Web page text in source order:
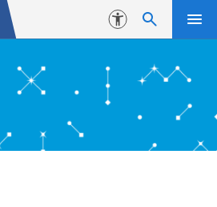
Juurdepääsetavus